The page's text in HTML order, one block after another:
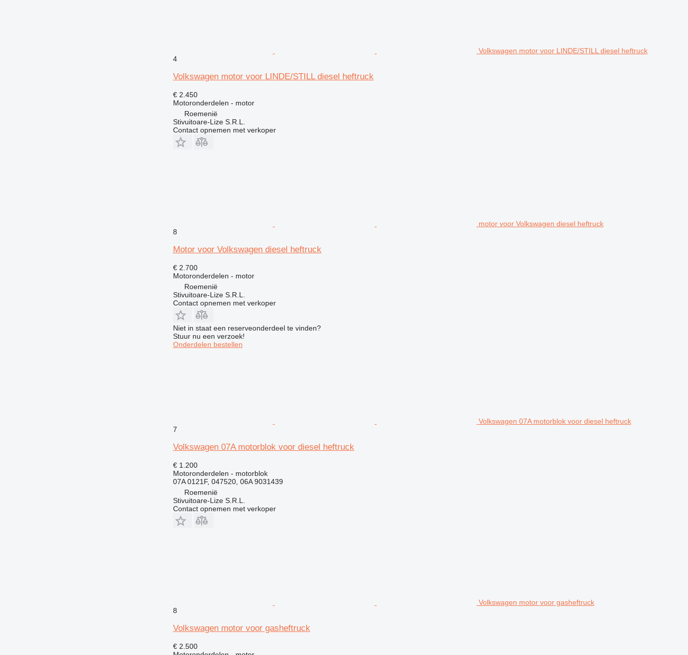
Volkswagen motor voor LINDE/STILL diesel heftruck
4
Volkswagen motor voor LINDE/STILL diesel heftruck
€ 2.450
Motoronderdelen - motor
Roemenië
Stivuitoare-Lize S.R.L.
Contact opnemen met verkoper
motor voor Volkswagen diesel heftruck
8
Motor voor Volkswagen diesel heftruck
€ 2.700
Motoronderdelen - motor
Roemenië
Stivuitoare-Lize S.R.L.
Contact opnemen met verkoper
Niet in staat een reserveonderdeel te vinden?
Stuur nu een verzoek!
Onderdelen bestellen
Volkswagen 07A motorblok voor diesel heftruck
7
Volkswagen 07A motorblok voor diesel heftruck
€ 1.200
Motoronderdelen - motorblok
07A 0121F, 047520, 06A 9031439
Roemenië
Stivuitoare-Lize S.R.L.
Contact opnemen met verkoper
Volkswagen motor voor gasheftruck
8
Volkswagen motor voor gasheftruck
€ 2.500